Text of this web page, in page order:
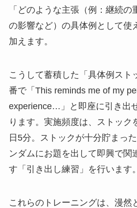
「どのような主張（例：継続の
の影響など）の具体例として使
加えます。
こうして蓄積した「具体例スト
番で「This reminds me of my
experience…」と即座に引き出
ります。実施頻度は、ストック
日5分。ストックが十分貯まっ
ンダムにお題を出して即興で関
す「引き出し練習」を行います。
これらのトレーニングは、漫然